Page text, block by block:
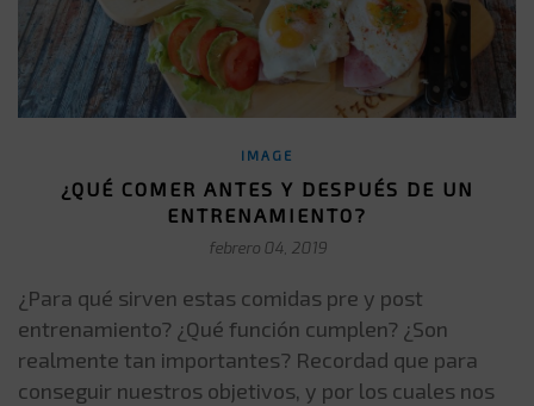
IMAGE
¿QUÉ COMER ANTES Y DESPUÉS DE UN
ENTRENAMIENTO?
febrero 04, 2019
¿Para qué sirven estas comidas pre y post
entrenamiento? ¿Qué función cumplen? ¿Son
realmente tan importantes? Recordad que para
conseguir nuestros objetivos, y por los cuales nos